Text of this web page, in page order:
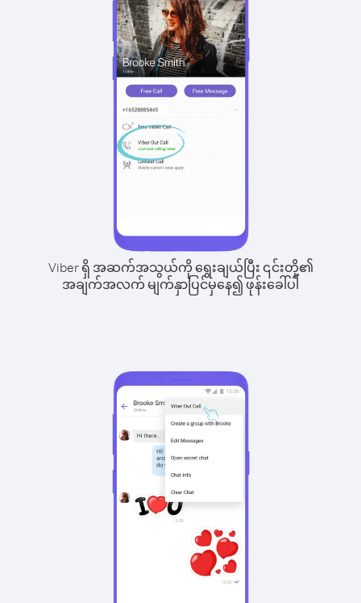
Viber ရှိ အဆက်အသွယ်ကို ရွေးချယ်ပြီး ၎င်းတို့၏
အချက်အလက် မျက်နှာပြင်မှနေ၍ ဖုန်းခေါ်ပါ